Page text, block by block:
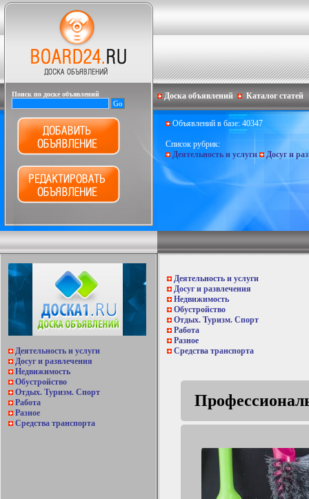
Поиск по доске объявлений
Деятельность и услуги
Досуг и развлечения
Недвижимость
Обустройство
Отдых. Туризм. Спорт
Работа
Разное
Средства транспорта
Доска объявлений Каталог статей
Объявлений в базе: 40347
Список рубрик:
Деятельность и услуги
Досуг и
Деятельность и услуги
Досуг и развлечения
Недвижимость
Обустройство
Отдых. Туризм. Спорт
Работа
Разное
Средства транспорта